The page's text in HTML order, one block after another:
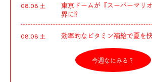
08.08 土
東京ドームが『スーパーマリ
界に⁉︎
08.08 土 効率的なビタミン補給で夏を
今週なにみる？